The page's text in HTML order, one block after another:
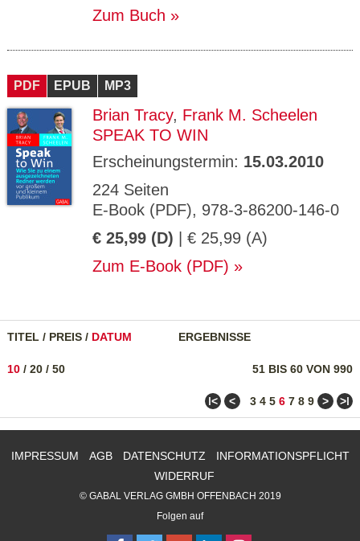
Zum Buch
PDF EPUB MP3
Brian Tracy, Frank M. Scheelen
SPEAK TO WIN
Erscheinungstermin: 15.03.2010
224 Seiten
E-Book (PDF), 978-3-86200-146-0
€ 25,99 (D) | € 25,99 (A)
Zum E-Book (PDF)
TITEL / PREIS / DATUM ERGEBNISSE
51 BIS 60 VON 990
10 / 20 / 50
ǀ< < 3 4 5 6 7 8 9 > >ǀ
IMPRESSUM AGB DATENSCHUTZ
INFORMATIONSPFLICHT
WIDERRUF
© GABAL VERLAG GMBH OFFENBACH 2019
Folgen auf